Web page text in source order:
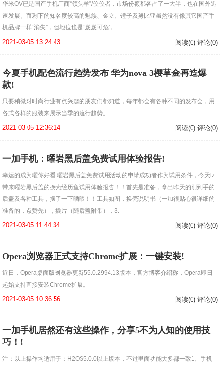
华米OV已是国产手机厂商“领头羊”/佼佼者，市场份额都各占了一大半，也在国外迅
速发展。而剩下的知名度较高的魅族、金立、锤子及努比亚虽然没有像其它国产手
机品牌一样“消失”，但地位也是“岌岌可危”。
2021-03-05 13:24:43 阅读(0) 评论(0)
今夏手机配色流行趋势发布 华为nova 3樱草金再造爆
款!
只要稍微对时尚行业有点兴趣的朋友们都知道，每年都会有各种不同的发布会，用
各式各样的服装来展示当季的流行趋势。
2021-03-05 12:36:14 阅读(0) 评论(0)
一加手机：曜岩黑后盖免费试用体验报告!
幸运的成为曜你好看 曜岩黑后盖免费试用活动的申请成功者作为试用条件，今天lz
带来曜岩黑后盖的换壳经历鱼试用体验报告！！首先是准备，拿出昨天的刚到手的
后盖及各种工具，摆了一下晒晒！！工具如图，换壳说明书（一加很贴心很详细的
准备的，点赞先），撬片（随后盖附带），3.
2021-03-05 11:44:34 阅读(0) 评论(0)
Opera浏览器正式支持Chrome扩展：一键安装!
近日，Opera桌面版浏览器更新55.0.2994.13版本，官方博客介绍称，Opera即日
起始支持直接安装Chrome扩展。
2021-03-05 10:36:56 阅读(0) 评论(0)
一加手机居然还有这些操作，分享5不为人知的使用技
巧！!
注：以上操作均适用于：H2OS5.0.0以上版本，不过里面功能大多都一致1、手机